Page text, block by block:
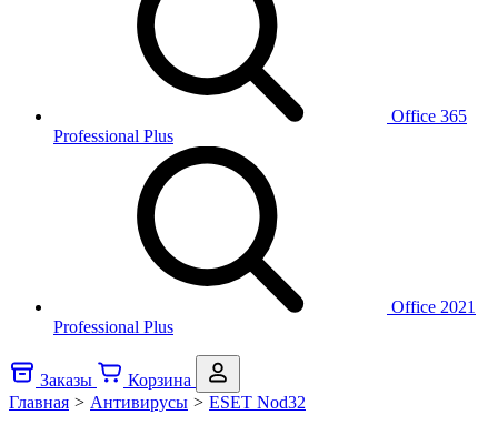
Office 365
Professional Plus
Office 2021
Professional Plus
Заказы
Корзина
Главная > Антивирусы > ESET Nod32